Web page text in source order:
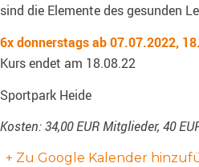
sind die Elemente des gesunden
6xdonnerstags ab 07.07.2022,
Kurs endet am 18.08.22
Sportpark Heide
Kosten: 34,00 EUR Mitglieder, 40
+ Zu Google Kalender